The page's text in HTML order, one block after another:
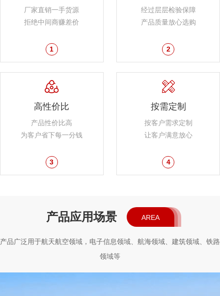
厂家直销一手货源
拒绝中间商赚差价
1
经过层层检验保障
产品质量放心选购
2
高性价比
产品性价比高
为客户省下每一分钱
3
按需定制
按客户需求定制
让客户满意放心
4
产品应用场景 AREA
产品广泛用于航天航空领域，电子信息领域、航海领域、建筑领域、铁路
领域等